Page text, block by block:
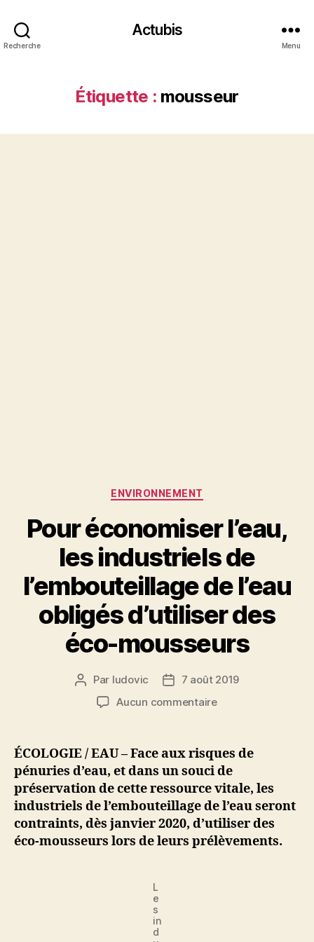
Recherche
Actubis
Menu
Étiquette : mousseur
Catégories
ENVIRONNEMENT
Pour économiser l’eau,
les industriels de
l’embouteillage de l’eau
obligés d’utiliser des
éco-mousseurs
Auteur
l’article
Par ludovic
Date7 août 2019
Aucun commentairesur
les
industriels
de
l’embouteillage
de
l’eau
ÉCOLOGIE / EAU – Face aux risques de
pénuries d’eau, et dans un souci de
préservation de cette ressource vitale, les
industriels de l’embouteillage de l’eau seront
contraints, dès janvier 2020, d’utiliser des
éco-mousseurs lors de leurs prélèvements.
L
e
s
in
d